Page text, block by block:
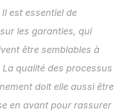
est essentiel de
les garanties, qui
être semblables à
La qualité des processus
doit elle aussi être
en avant pour rassurer